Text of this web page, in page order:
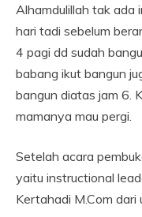
Alhamdulillah tak ada
hari tadi sebelum
4 pagi dd sudah
babang ikut bangun
bangun diatas jam 6.
mamanya mau pergi.
Setelah acara
yaitu instructional
Kertahadi M.Com